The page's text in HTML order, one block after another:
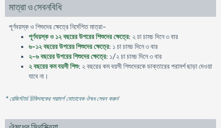
মাত্রা ও সেবনবিধি
পূর্ণবয়স্ক ও শিশুদের ক্ষেত্রে নির্দেশিত মাত্রা-
পূর্ণবয়স্ক ও ১২ বছরের উপরের শিশুদের ক্ষেত্রে: ২ চা চামচ দিনে ৩ বার
৬-১২ বছরের উপরের শিশুদের ক্ষেত্রে: ১ চা চামচ দিনে ৩ বার
২-৬ বছরের উপরের শিশুদের ক্ষেত্রে: ১/২ চা চামচ দিনে ৩ বার
২ বছরের কম বয়সী শিশু: ২ বছরের কম বয়সী শিশুদেরকে ডাক্তারের পরামর্শ ছাড়া দেওয়া
যাবে না।
* রেজিস্টার্ড চিকিৎসকের পরামর্শ মোতাবেক ঔষধ সেবন করুন'